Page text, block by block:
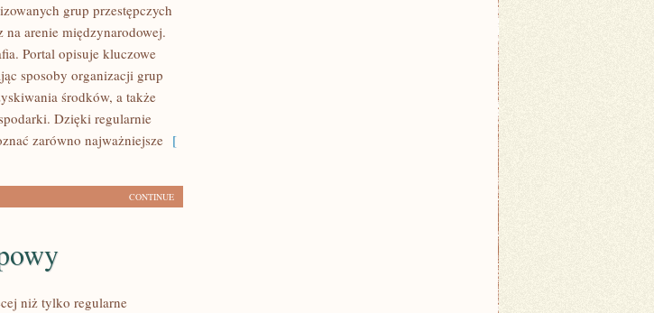
grup przestępczych
arenie międzynarodowej.
Portal opisuje kluczowe
sposoby organizacji grup
środków, a także
Dzięki regularnie
zarówno najważniejsze [
CONTINUE
niż tylko regularne